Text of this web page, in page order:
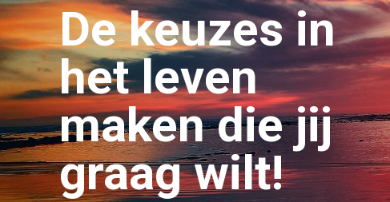
De keuzes in
het leven
maken die jij
graag wilt!